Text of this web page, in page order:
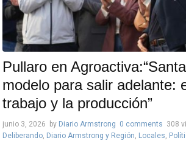
Pullaro en
modelo para salir adelante:
trabajo y la producción”
junio 3, 2026 by Diario Armstrong 0 comments 308
Deliberando, Diario Armstrong y Región, Locales,